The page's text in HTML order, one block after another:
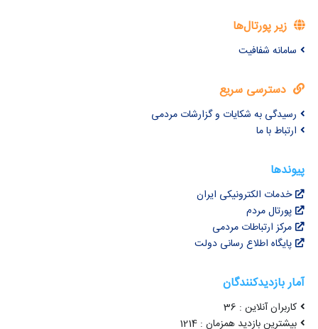
زیر پورتال‌ها
سامانه شفافیت
دسترسی سریع
رسیدگی به شکایات و گزارشات مردمی
ارتباط با ما
پیوندها
خدمات الکترونیکی ایران
پورتال مردم
مرکز ارتباطات مردمی
پایگاه اطلاع رسانی دولت
آمار بازدیدکنندگان
کاربران آنلاین : 36
بیشترین بازدید همزمان : 1214